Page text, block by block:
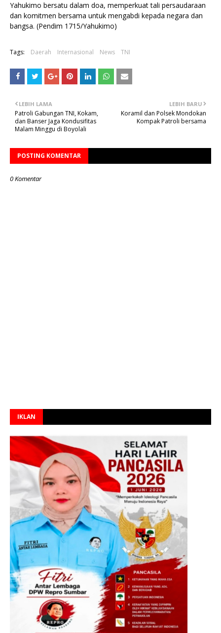
Yahukimo bersatu dalam doa, memperkuat tali persaudaraan
dan komitmen bersama untuk mengabdi kepada negara dan
bangsa. (Pendim 1715/Yahukimo)
Tags: Daerah Internasional News TNI
LEBIH BARU
Koramil dan Polsek Mondokan
Kompak Patroli bersama
LEBIH LAMA
Patroli Gabungan TNI, Kokam,
dan Banser Jaga Kondusifitas
Malam Minggu di Boyolali
POSTING KOMENTAR
0 Komentar
IKLAN